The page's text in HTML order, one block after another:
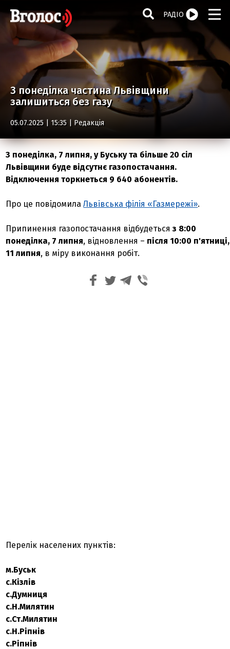
РАДІО
З понеділка частина Львівщини
залишиться без газу
05.07.2025 | 15:35 | Редакція
З понеділка, 7 липня, у Буську та більше 20 сіл
Львівщини буде відсутнє газопостачання.
Відключення торкнеться 9 640 абонентів.
Про це повідомилаЛьвівська філія «Газмережі».
Припинення газопостачання відбудетьсяз 8:00
понеділка, 7 липня, відновлення – після 10:00 п'ятниці,
11 липня, в міру виконання робіт.
Перелік населених пунктів:
м.Буськ
с.Кізлів
с.Думниця
с.Н.Милятин
с.Ст.Милятин
с.Н.Ріпнів
с.Ріпнів